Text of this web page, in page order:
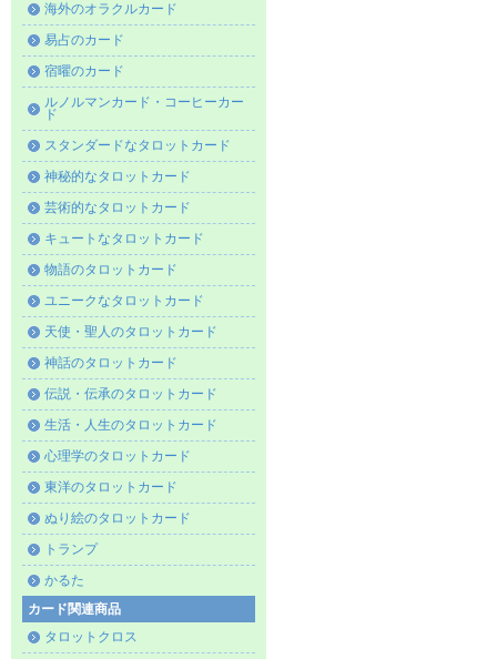
海外のオラクルカード
易占のカード
宿曜のカード
ルノルマンカード・コーヒーカー
ド
スタンダードなタロットカード
神秘的なタロットカード
芸術的なタロットカード
キュートなタロットカード
物語のタロットカード
ユニークなタロットカード
天使・聖人のタロットカード
神話のタロットカード
伝説・伝承のタロットカード
生活・人生のタロットカード
心理学のタロットカード
東洋のタロットカード
ぬり絵のタロットカード
トランプ
かるた
カード関連商品
タロットクロス